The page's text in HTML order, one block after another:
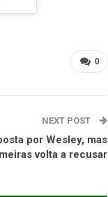
0
NEXT POST
por Wesley, mas
volta a recusar